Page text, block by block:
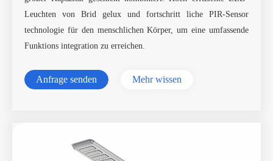
Leuchten von Brid gelux und fortschritt liche PIR-Sensor
technologie für den menschlichen Körper, um eine umfassende
Funktions integration zu erreichen.
Anfrage senden Mehr wissen